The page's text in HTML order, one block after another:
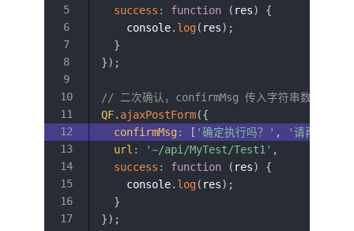
success : function ( res)
{
    console
. log( res) ;
}
}) ;
// 二次确认，confirmMsg 传入字符串数组即可
QF. ajaxPostForm({
confirmMsg : [ '确定执行吗？' ,
'请再次确认
url : '~/api/MyTest/Test1' ,
success : function ( res)
{
    console
. log( res) ;
}
}) ;